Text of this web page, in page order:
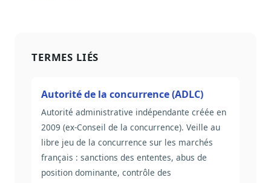
TERMES LIÉS
Autorité de la concurrence (ADLC)
Autorité administrative indépendante créée en
2009 (ex-Conseil de la concurrence). Veille au
libre jeu de la concurrence sur les marchés
français : sanctions des ententes, abus de
position dominante, contrôle des